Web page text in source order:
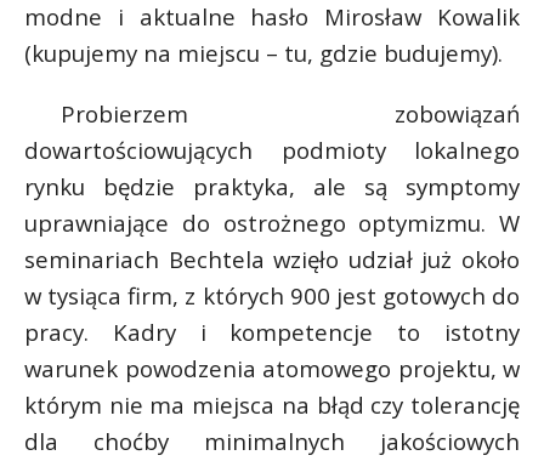
modne i aktualne hasło Mirosław Kowalik
(kupujemy na miejscu – tu, gdzie budujemy).
Probierzem zobowiązań
dowartościowujących podmioty lokalnego
rynku będzie praktyka, ale są symptomy
uprawniające do ostrożnego optymizmu. W
seminariach Bechtela wzięło udział już około
w tysiąca firm, z których 900 jest gotowych do
pracy. Kadry i kompetencje to istotny
warunek powodzenia atomowego projektu, w
którym nie ma miejsca na błąd czy tolerancję
dla choćby minimalnych jakościowych